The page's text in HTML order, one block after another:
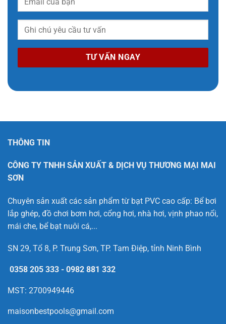
THÔNG TIN
CÔNG TY TNHH SẢN XUẤT & DỊCH VỤ THƯƠNG MẠI MAI
SƠN
Chuyên sản xuất các sản phẩm từ bạt PVC cao cấp: Bể bơi
lắp ghép, đồ chơi bơm hơi, cổng hơi, nhà hơi, vịnh phao nổi,
mái che, bể bạt nuôi cá,...
SN 29, Tổ 8, P. Trung Sơn, TP. Tam Điệp, tỉnh Ninh Bình
0358 205 333 - 0982 881 332
MST: 2700949446
maisonbestpools@gmail.com